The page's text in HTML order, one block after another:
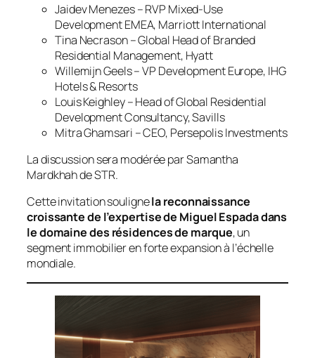
Jaidev Menezes – RVP Mixed-Use
Development EMEA, Marriott International
Tina Necrason – Global Head of Branded
Residential Management, Hyatt
Willemijn Geels – VP Development Europe, IHG
Hotels & Resorts
Louis Keighley – Head of Global Residential
Development Consultancy, Savills
Mitra Ghamsari – CEO, Persepolis Investments
La discussion sera modérée par Samantha
Mardkhah de STR.
Cette invitation soulignela reconnaissance
croissante de l’expertise de Miguel Espada dans
le domaine des résidences de marque, un
segment immobilier en forte expansion à l’échelle
mondiale.